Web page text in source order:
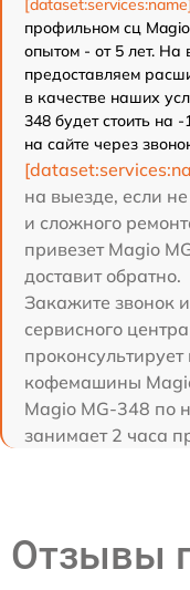
профильном сц
опытом - от 5 лет. На
предоставляем
в качестве наших
348 будет стоить на
на сайте через
на выезде, если
и сложного
привезет Magio
доставит обратно.
Закажите звонок
сервисного
кофемашины
Magio MG-348 по
занимает 2 часа
Отзывы